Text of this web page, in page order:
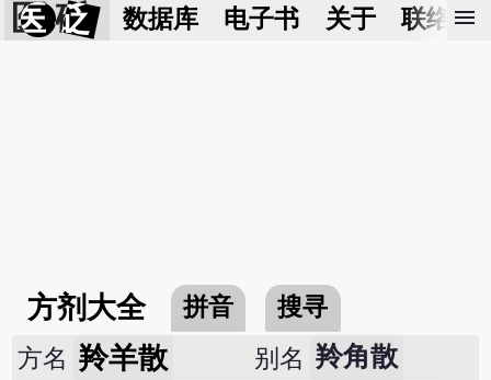
医 砭 数据库 电子书 关于 联络我
menu
方剂大全 拼音
搜寻
方名 羚羊散 别名 羚角散